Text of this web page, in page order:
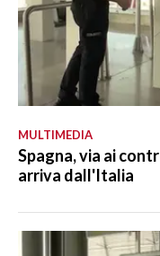
MULTIMEDIA
Spagna, via ai
arriva dall'Italia